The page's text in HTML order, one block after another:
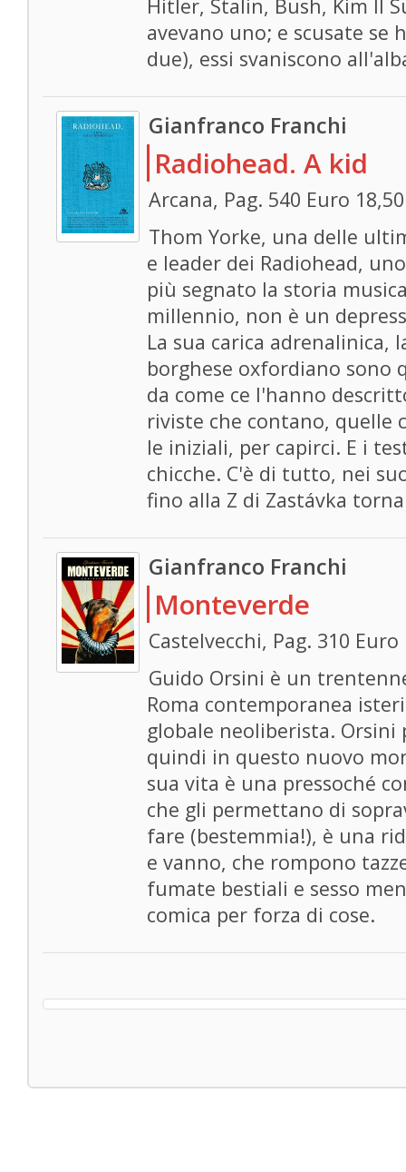
Hitler, Stalin, Bush, Kim II
avevano uno; e scusate se
due), essi svaniscono
Gianfranco Franchi
Radiohead. A kid
Arcana, Pag. 540 Euro 18,50
Thom Yorke, una delle
e leader dei Radiohead,
più segnato la storia
millennio, non è un
La sua carica adrenalinica,
borghese oxfordiano
da come ce l'hanno
riviste che contano, quelle
le iniziali, per capirci. E i
chicche. C'è di tutto, nei
fino alla Z di Zastávka
Gianfranco Franchi
Monteverde
Castelvecchi, Pag. 310 Euro
Guido Orsini è un
Roma contemporanea
globale neoliberista.
quindi in questo nuovo
sua vita è una pressoché
che gli permettano di
fare (bestemmia!), è una
e vanno, che rompono
fumate bestiali e sesso
comica per forza di cose.